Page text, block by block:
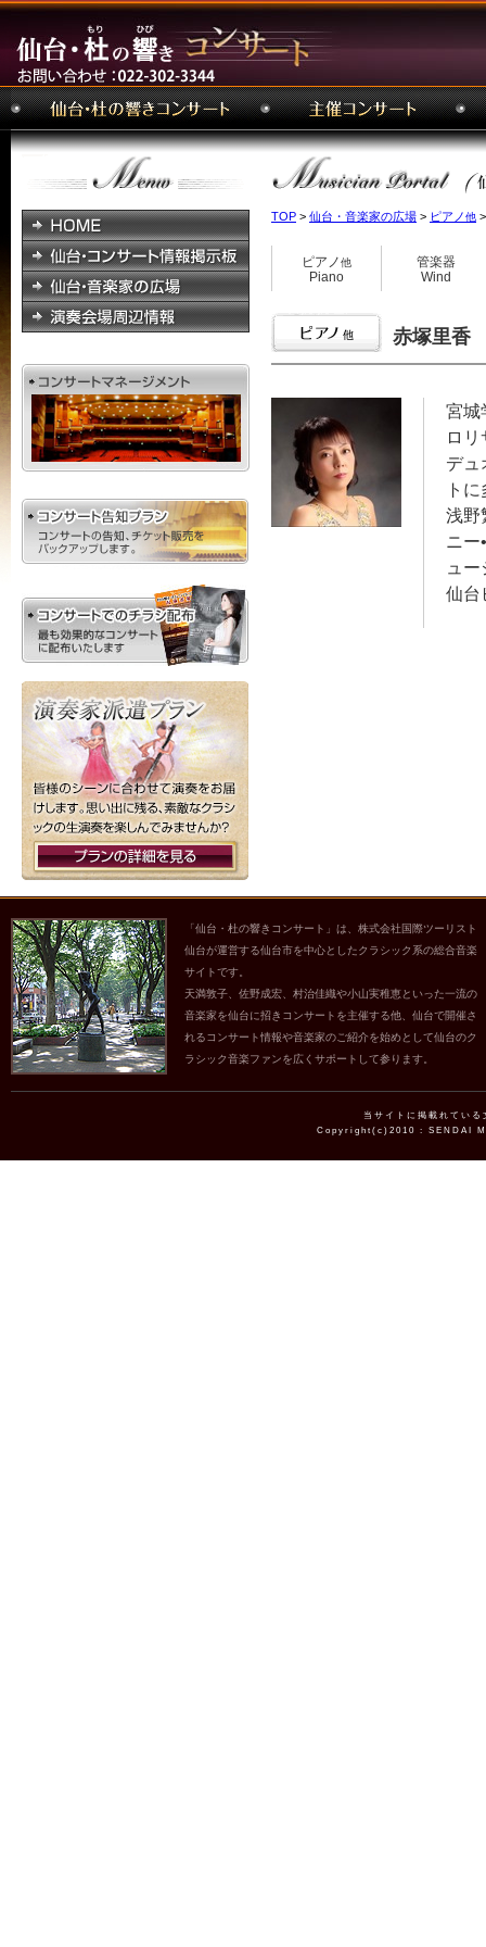
TOP > 仙台・音楽家の広場 > ピアノ他
ピアノ他
Piano
管楽器
Wind
赤塚里
宮城
ロ
デュ
ト
浅野
ニー
ュ
仙台
「仙台・杜の響きコンサート」は、株式会社国際ツーリスト
仙台が運営する仙台市を中心としたクラシック系の総合音楽
サイトです。
天満敦子、佐野成宏、村治佳織や小山実稚恵といった一流の
音楽家を仙台に招きコンサートを主催する他、仙台で開催さ
れるコンサート情報や音楽家のご紹介を始めとして仙台のク
ラシック音楽ファンを広くサポートして参ります。
当サイトに掲載れてい
Copyright(c)2010 : SENDAI